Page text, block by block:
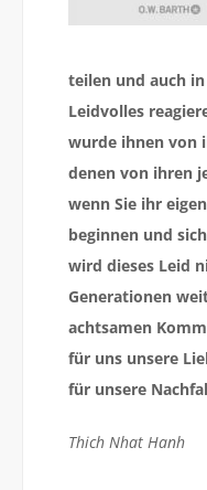
teilen und auch
Leidvolles
wurde ihnen von
denen von ihren
wenn Sie ihr
beginnen und
wird dieses Leid
Generationen
achtsamen
für uns unsere
für unsere
Thich Nhat Hanh